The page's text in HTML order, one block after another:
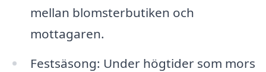
mellan blomsterbutiken och
mottagaren.
Festsäsong: Under högtider som mors